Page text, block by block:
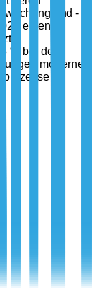
und -
einen
% bei den
moderne
zu